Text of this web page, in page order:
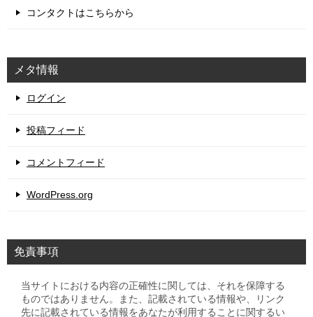
コンタクトはこちらから
メタ情報
ログイン
投稿フィード
コメントフィード
WordPress.org
免責事項
当サイトにおける内容の正確性に関しては、それを保障する
ものではありません。また、記載されている情報や、リンク
先に記載されている情報をあなたが利用することに関するい